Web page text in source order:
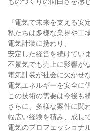
『電気で未来を支える安
私たちは多様な業界や工
電気計装に携わり、
安定した経営を続けてい
不景気でも売上に影響が
電気計装が社会に欠かせ
電気エネルギーを安全に
この技術の需要は今後も
さらに、多様な案件に関
幅広い経験を積み、成長
電気のプロフェッショナ